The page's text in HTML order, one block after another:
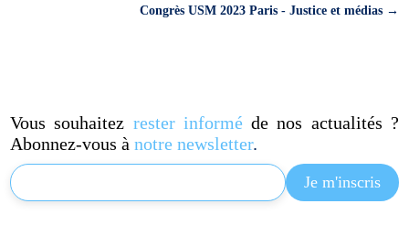
Congrès USM 2023 Paris - Justice et médias→
Vous souhaitez rester informéde nos actualités ?
Abonnez-vous ànotre newsletter.